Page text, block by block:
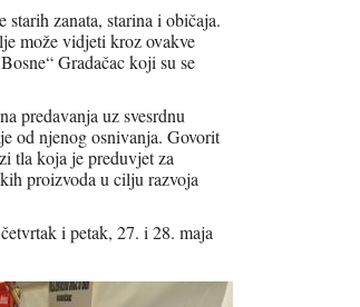
zanata, starina i običaja.
može vidjeti kroz ovakve
Gradačac koji su se
predavanja uz svesrdnu
od njenog osnivanja. Govorit
tla koja je preduvjet za
proizvoda u cilju razvoja
i petak, 27. i 28. maja